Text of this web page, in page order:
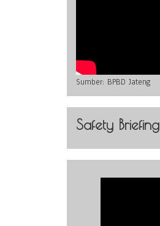
Sumber: BPBD Jateng
Safety Briefing